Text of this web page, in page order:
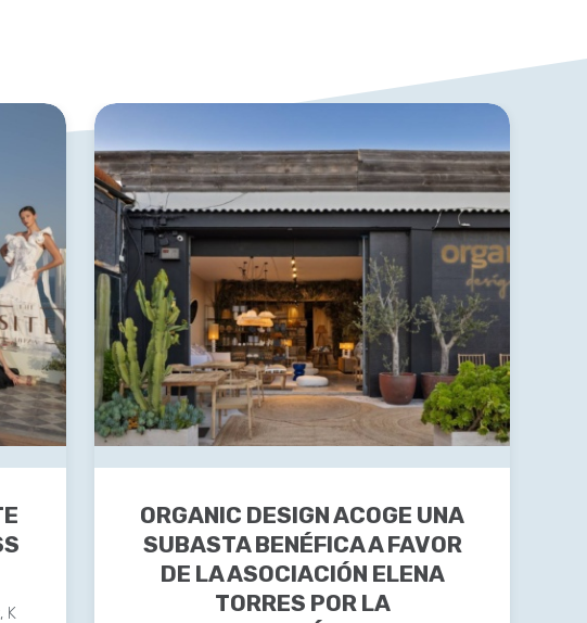
K
ORGANIC DESIGN ACOGE UNA
SUBASTA BENÉFICA A FAVOR
DE LA ASOCIACIÓN ELENA
TORRES POR LA